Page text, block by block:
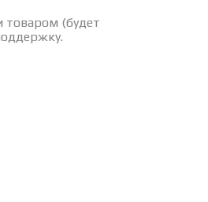
товаром (будет